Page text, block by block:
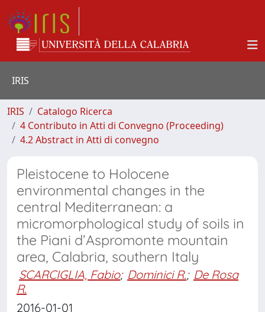
IRIS
IRIS
Catalogo Ricerca
4 Contributo in Atti di Convegno (Proceeding)
4.2 Abstract in Atti di convegno
Pleistocene to Holocene
environmental changes in the
central Mediterranean: a
micromorphological study of soils in
the Piani d’Aspromonte mountain
area, Calabria, southern Italy
SCARCIGLIA, Fabio; Dominici R.; De Rosa
R.
2016-01-01